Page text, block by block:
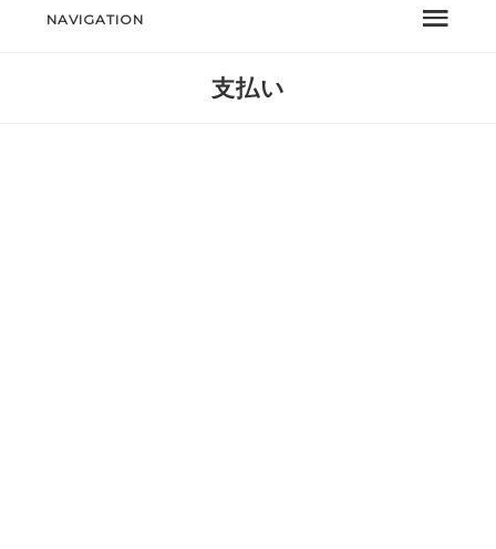
NAVIGATION
支払い